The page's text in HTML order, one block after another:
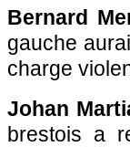
Bernard
gauche
charge
Johan
brestois a